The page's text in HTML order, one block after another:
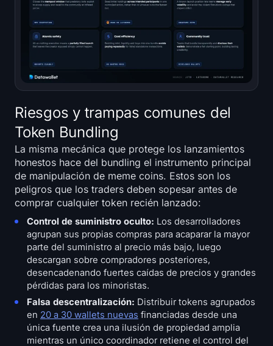
Riesgos y trampas comunes del
Token Bundling
La misma mecánica que protege los lanzamientos
honestos hace del bundling el instrumento principal
de manipulación de meme coins. Estos son los
peligros que los traders deben sopesar antes de
comprar cualquier token recién lanzado:
Control de suministro oculto: Los desarrolladores
agrupan sus propias compras para acaparar la mayor
parte del suministro al precio más bajo, luego
descargan sobre compradores posteriores,
desencadenando fuertes caídas de precios y grandes
pérdidas para los minoristas.
Falsa descentralización: Distribuir tokens agrupados
en 20 a 30 wallets nuevas financiadas desde una
única fuente crea una ilusión de propiedad amplia
mientras un único coordinador retiene el control del